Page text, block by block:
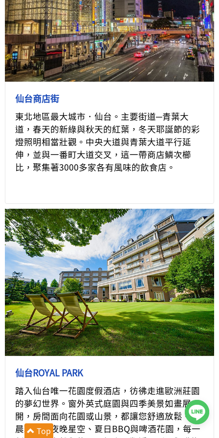
仙台商店街
東北地區最大城市．仙台。主要街道─青葉大
道，春天的新綠與秋天的紅葉，冬天耶誕節的彩
燈照明相當壯觀。中央大道與青葉大道平行延
伸，並與一番町大道交叉，這一帶商店鱗次櫛
比，聚集著3000多家各有風味的飲食店。
仙台ROYAL PARK
踏入仙台唯一花園度假酒店，彷彿走進歐洲莊園
的夢幻世界。窗外英式庭園與四季美景如畫展
開，房間面向花園或山景，都讓您舒適放鬆。清
晨瑜伽、夜晚星空、夏日BBQ與啤酒花園，每一
Top